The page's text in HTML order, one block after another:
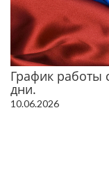
График работы
дни.
10.06.2026